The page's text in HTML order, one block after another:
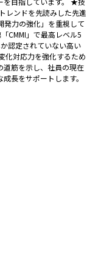
レンドを先読みした先進
発力の強化」を重視して
CMMI」で最高レベル5
認定されていない高い
化対応力を強化するため
道筋を示し、社員の現在
長をサポートします。